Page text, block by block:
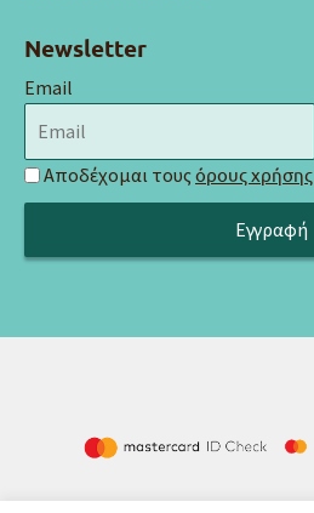
Newsletter
Email
Αποδέχομαι τους όρους χρήσης